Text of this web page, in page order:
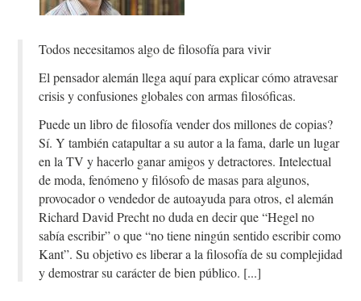
Todos necesitamos algo de filosofía para vivir
El pensador alemán llega aquí para explicar cómo atravesar
crisis y confusiones globales con armas filosóficas.
Puede un libro de filosofía vender dos millones de copias?
Sí. Y también catapultar a su autor a la fama, darle un lugar
en la TV y hacerlo ganar amigos y detractores. Intelectual
de moda, fenómeno y filósofo de masas para algunos,
provocador o vendedor de autoayuda para otros, el alemán
Richard David Precht no duda en decir que “Hegel no
sabía escribir” o que “no tiene ningún sentido escribir como
Kant”. Su objetivo es liberar a la filosofía de su complejidad
y demostrar su carácter de bien público.